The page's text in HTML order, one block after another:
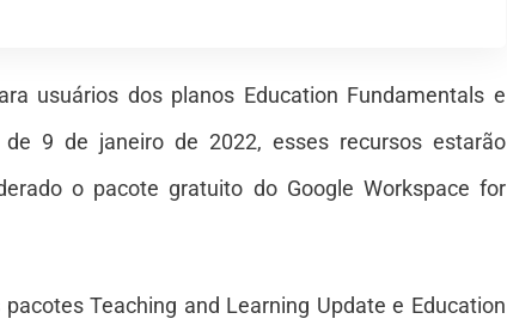
usuários dos planos Education Fundamentals e
9 de janeiro de 2022, esses recursos estarão
o pacote gratuito do Google Workspace for
Teaching and Learning Update e Education